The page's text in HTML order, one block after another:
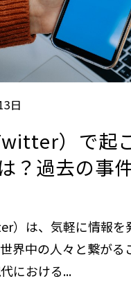
日
）で起
？過去の事
）は、気軽に情報を
界中の人々と繋がる
における...